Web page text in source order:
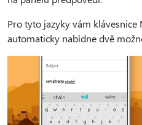
Pro tyto jazyky vám
automaticky nabídne dvě